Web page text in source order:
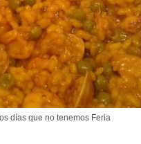
días que no tenemos Feria